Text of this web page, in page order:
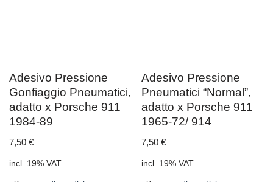
Adesivo Pressione
Gonfiaggio Pneumatici,
adatto x Porsche 911
1984-89
7,50 €
incl. 19% VAT
Adesivo Pressione
Pneumatici “Normal”,
adatto x Porsche 911
1965-72/ 914
7,50€
incl. 19% VAT